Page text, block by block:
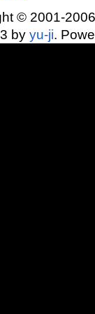
© 2001-
by yu-ji.